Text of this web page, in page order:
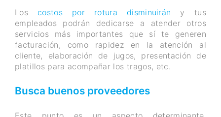
Los costos por rotura disminuirán y tus
empleados podrán dedicarse a atender otros
servicios más importantes que sí te generen
facturación, como rapidez en la atención al
cliente, elaboración de jugos, presentación de
platillos para acompañar los tragos, etc.
Busca buenos proveedores